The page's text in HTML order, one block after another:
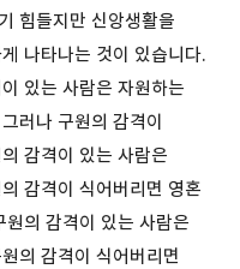
힘들지만 신앙생활을
나타나는 것이 있습니다.
있는 사람은 자원하는
러나 구원의 감격이
감격이 있는 사람은
감격이 식어버리면 영혼
의 감격이 있는 사람은
의 감격이 식어버리면